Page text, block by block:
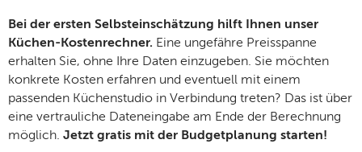
Bei der ersten Selbsteinschätzung hilft Ihnen unser
Küchen-Kostenrechner. Eine ungefähre Preisspanne
erhalten Sie, ohne Ihre Daten einzugeben. Sie möchten
konkrete Kosten erfahren und eventuell mit einem
passenden Küchenstudio in Verbindung treten? Das ist über
eine vertrauliche Dateneingabe am Ende der Berechnung
möglich. Jetzt gratis mit der Budgetplanung starten!